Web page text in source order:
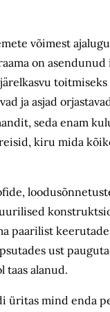
võimest
on
ja asjad
seda enam
kiru mida
ust
taas alanud.
üritas mind enda